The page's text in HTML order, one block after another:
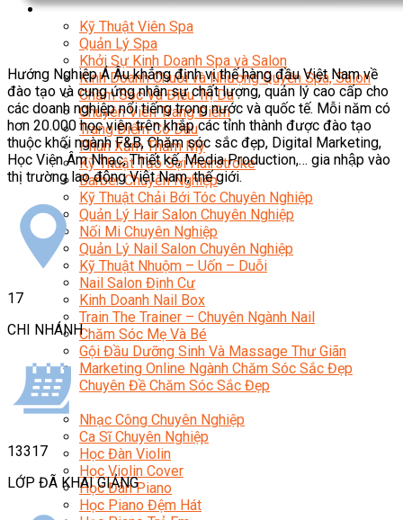
Sắc Đẹp
Kỹ Thuật Viên Spa
Quản Lý Spa
Khởi Sự Kinh Doanh Spa và Salon
Kinh Doanh Chuỗi và Nhượng Quyền Spa, Salon
Chăm Sóc Và Điều Trị Da
Chuyên Viên Trang Điểm
Trang Điểm Cô Dâu
Phun Xăm Thẩm Mỹ
Kỹ Thuật Tạo Sợi Hairstroke
Barber Chuyên Nghiệp
Kỹ Thuật Chải Bới Tóc Chuyên Nghiệp
Quản Lý Hair Salon Chuyên Nghiệp
Nối Mi Chuyên Nghiệp
Quản Lý Nail Salon Chuyên Nghiệp
Kỹ Thuật Nhuộm – Uốn – Duỗi
Nail Salon Định Cư
Kinh Doanh Nail Box
Train The Trainer – Chuyên Ngành Nail
Chăm Sóc Mẹ Và Bé
Gội Đầu Dưỡng Sinh Và Massage Thư Giãn
Marketing Online Ngành Chăm Sóc Sắc Đẹp
Chuyên Đề Chăm Sóc Sắc Đẹp
Âm Nhạc
Nhạc Công Chuyên Nghiệp
Ca Sĩ Chuyên Nghiệp
Học Đàn Violin
Học Violin Cover
Học Đàn Piano
Học Piano Đệm Hát
Hướng Nghiệp Á Âu khẳng định vị thế hàng đầu Việt Nam về
đào tạo và cung ứng nhân sự chất lượng, quản lý cao cấp cho
các doanh nghiệp nổi tiếng trong nước và quốc tế. Mỗi năm có
hơn 20.000 học viên trên khắp các tỉnh thành được đào tạo
thuộc khối ngành F&B, Chăm sóc sắc đẹp, Digital Marketing,
Học Viện Âm Nhạc, Thiết kế, Media Production,… gia nhập vào
thị trường lao động Việt Nam, thế giới.
17
CHI NHÁNH
13317
LỚP ĐÃ KHAI GIẢNG